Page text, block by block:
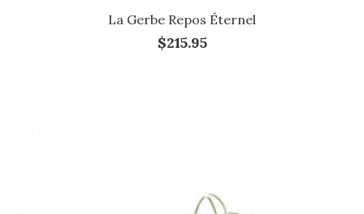
La Gerbe Repos Éternel
$215.95